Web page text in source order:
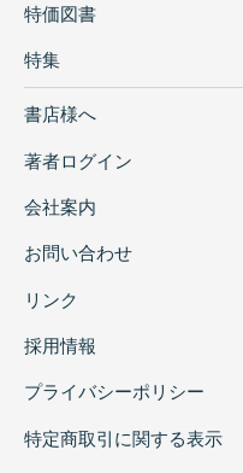
特価図書
特集
書店様へ
著者ログイン
会社案内
お問い合わせ
リンク
採用情報
プライバシーポリシー
特定商取引に関する表示